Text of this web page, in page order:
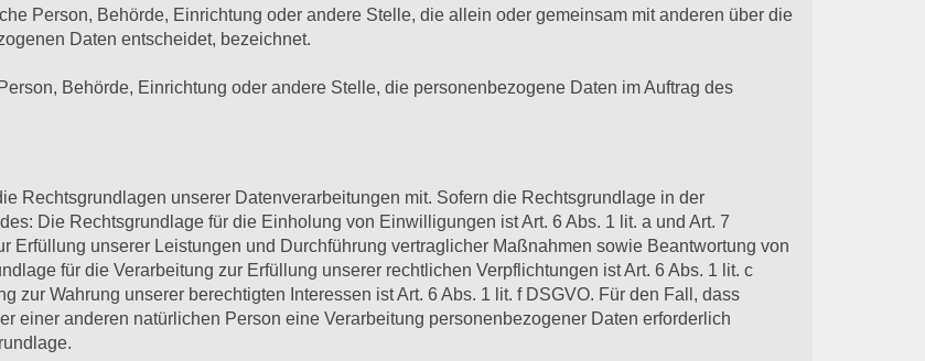
Person, Behörde, Einrichtung oder andere Stelle, die allein oder gemeinsam mit anderen über die
Daten entscheidet, bezeichnet.
Behörde, Einrichtung oder andere Stelle, die personenbezogene Daten im Auftrag des
Rechtsgrundlagen unserer Datenverarbeitungen mit. Sofern die Rechtsgrundlage in der
Die Rechtsgrundlage für die Einholung von Einwilligungen ist Art. 6 Abs. 1 lit. a und Art. 7
Erfüllung unserer Leistungen und Durchführung vertraglicher Maßnahmen sowie Beantwortung von
für die Verarbeitung zur Erfüllung unserer rechtlichen Verpflichtungen ist Art. 6 Abs. 1 lit. c
zur Wahrung unserer berechtigten Interessen ist Art. 6 Abs. 1 lit. f DSGVO. Für den Fall, dass
einer anderen natürlichen Person eine Verarbeitung personenbezogener Daten erforderlich